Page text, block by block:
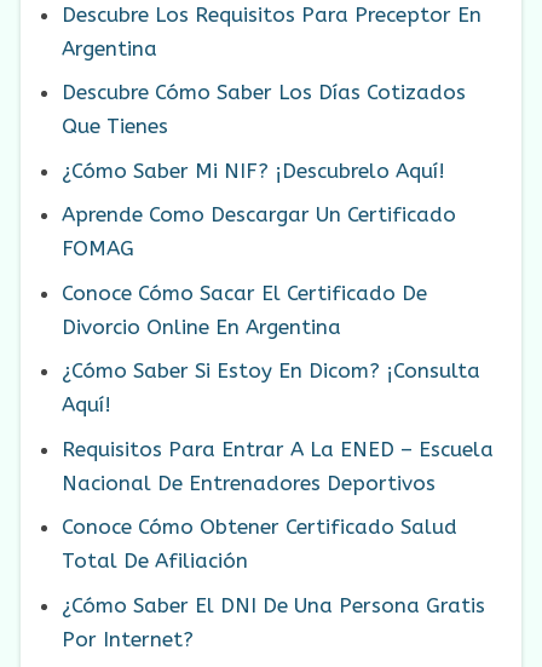
Descubre Los Requisitos Para Preceptor En
Argentina
Descubre Cómo Saber Los Días Cotizados
Que Tienes
¿Cómo Saber Mi NIF? ¡Descubrelo Aquí!
Aprende Como Descargar Un Certificado
FOMAG
Conoce Cómo Sacar El Certificado De
Divorcio Online En Argentina
¿Cómo Saber Si Estoy En Dicom? ¡Consulta
Aquí!
Requisitos Para Entrar A La ENED – Escuela
Nacional De Entrenadores Deportivos
Conoce Cómo Obtener Certificado Salud
Total De Afiliación
¿Cómo Saber El DNI De Una Persona Gratis
Por Internet?